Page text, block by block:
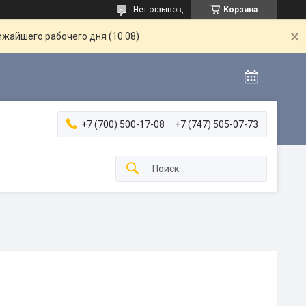
Корзина
Нет отзывов,
рабочего дня (10.08)
+7 (700) 500-17-08 +7 (747) 505-07-73